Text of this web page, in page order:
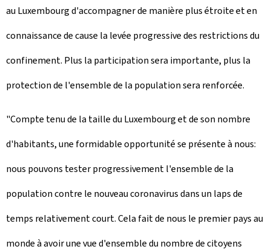
au Luxembourg d'accompagner de manière plus étroite et en
connaissance de cause la levée progressive des restrictions du
confinement. Plus la participation sera importante, plus la
protection de l'ensemble de la population sera renforcée.
"Compte tenu de la taille du Luxembourg et de son nombre
d'habitants, une formidable opportunité se présente à nous:
nous pouvons tester progressivement l'ensemble de la
population contre le nouveau coronavirus dans un laps de
temps relativement court. Cela fait de nous le premier pays au
monde à avoir une vue d'ensemble du nombre de citoyens